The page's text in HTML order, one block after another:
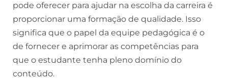
pode oferecer para ajudar na escolha da carreira é
proporcionar uma formação de qualidade. Isso
significa que o papel da equipe pedagógica é o
de fornecer e aprimorar as competências para
que o estudante tenha pleno domínio do
conteúdo.